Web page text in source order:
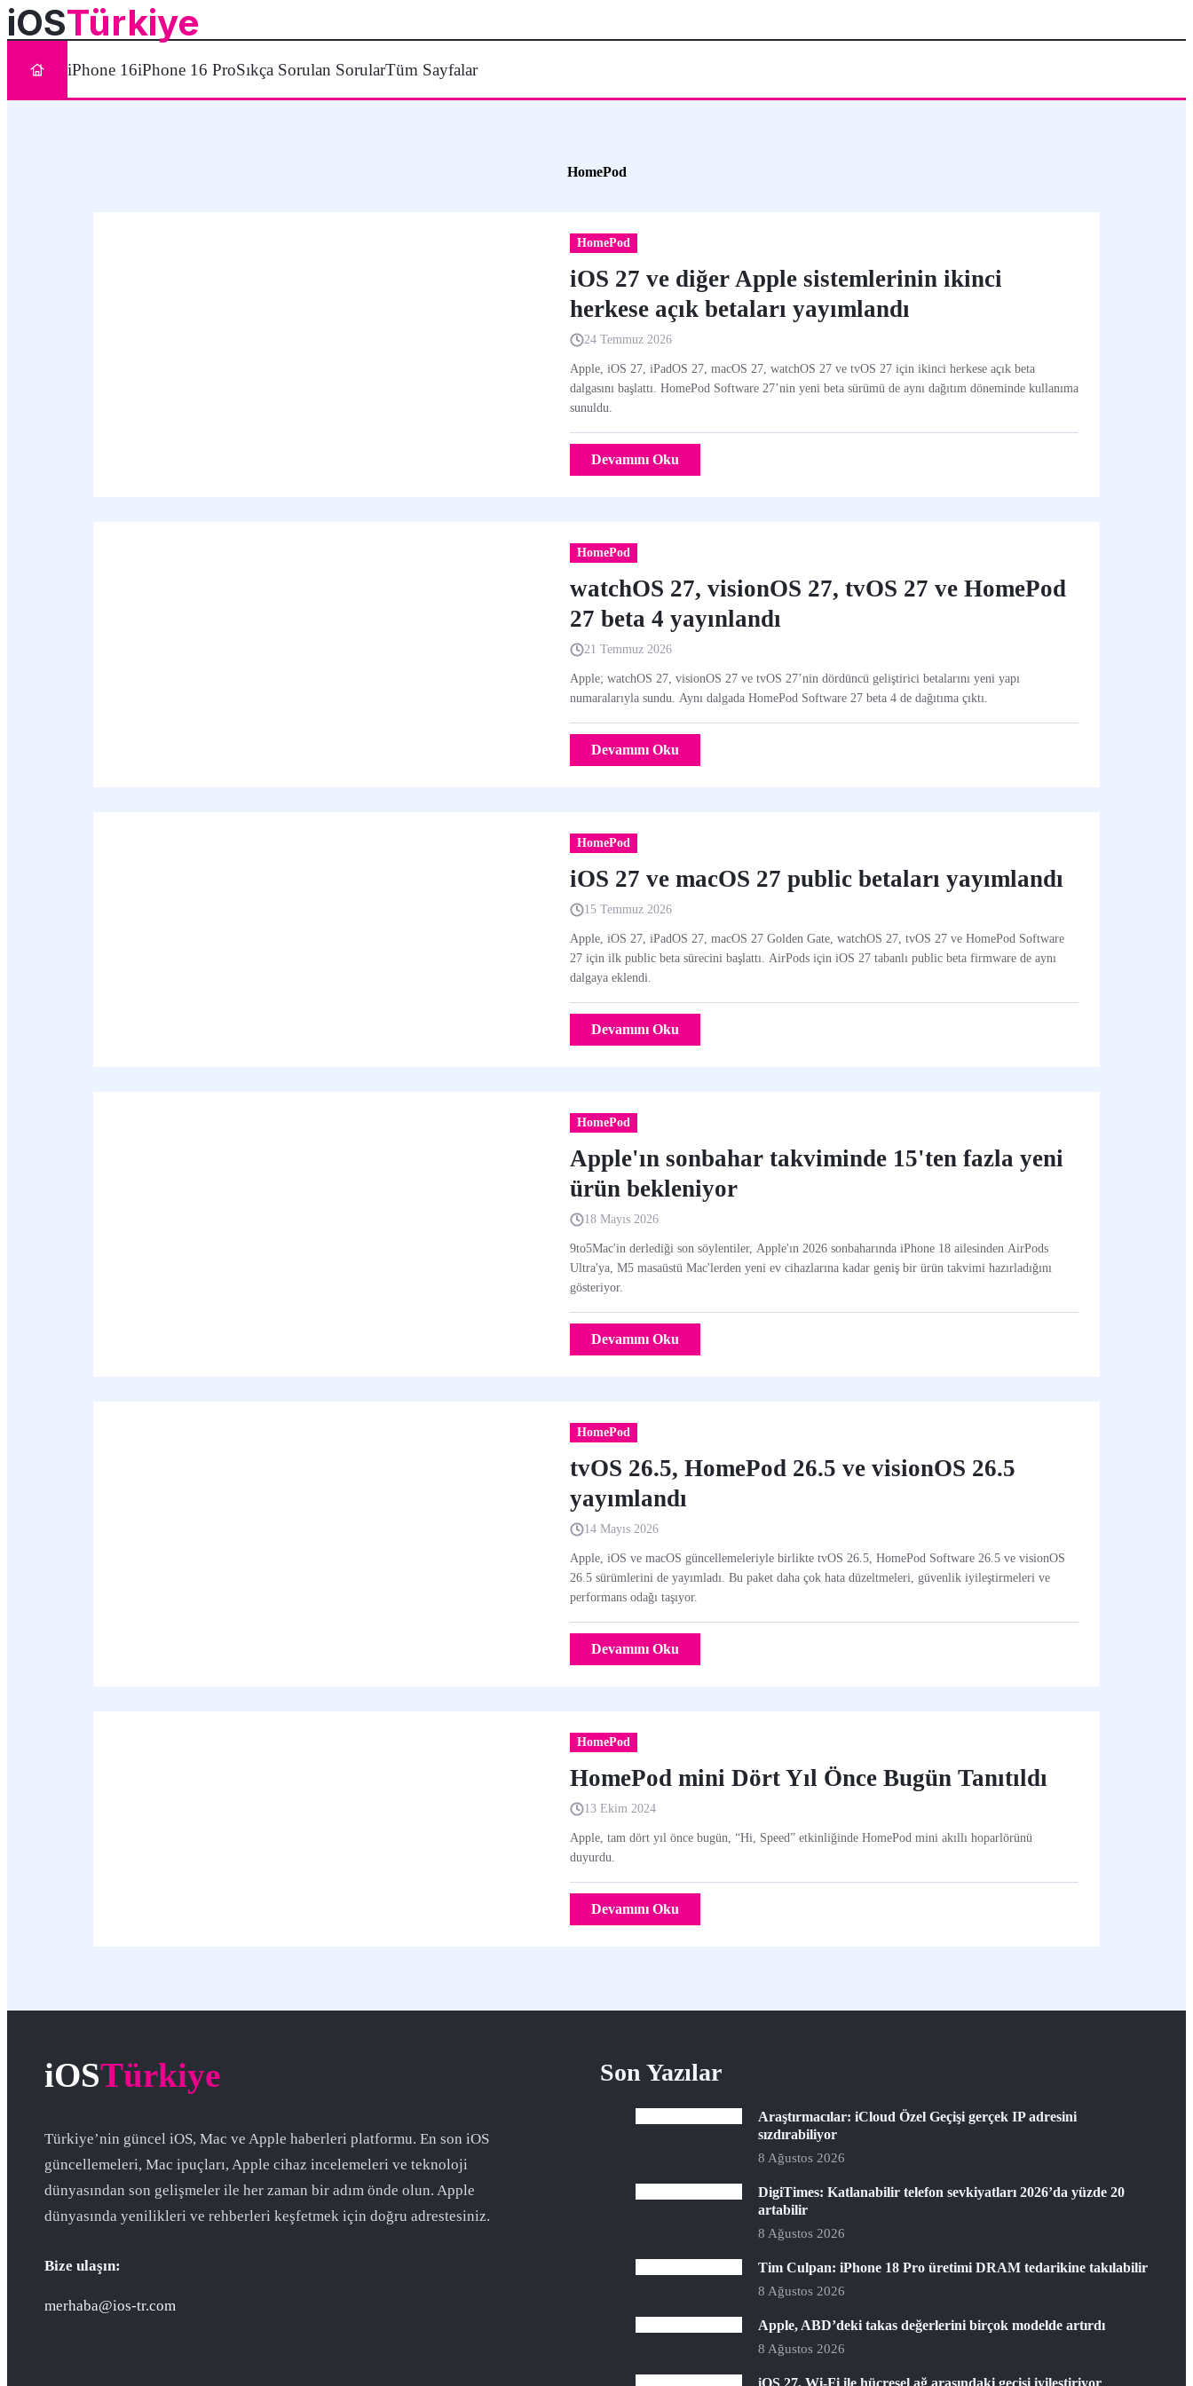
iOSTürkiye
iPhone 16iPhone 16 ProSıkça Sorulan SorularTüm Sayfalar
HomePod
HomePod
iOS 27 ve diğer Apple sistemlerinin ikinci
herkese açık betaları yayımlandı
24 Temmuz 2026
Apple, iOS 27, iPadOS 27, macOS 27, watchOS 27 ve tvOS 27 için ikinci herkese açık beta
dalgasını başlattı. HomePod Software 27’nin yeni beta sürümü de aynı dağıtım döneminde kullanıma
sunuldu.
Devamını Oku
HomePod
watchOS 27, visionOS 27, tvOS 27 ve HomePod
27 beta 4 yayınlandı
21 Temmuz 2026
Apple; watchOS 27, visionOS 27 ve tvOS 27’nin dördüncü geliştirici betalarını yeni yapı
numaralarıyla sundu. Aynı dalgada HomePod Software 27 beta 4 de dağıtıma çıktı.
Devamını Oku
HomePod
iOS 27 ve macOS 27 public betaları yayımlandı
15 Temmuz 2026
Apple, iOS 27, iPadOS 27, macOS 27 Golden Gate, watchOS 27, tvOS 27 ve HomePod Software
27 için ilk public beta sürecini başlattı. AirPods için iOS 27 tabanlı public beta firmware de aynı
dalgaya eklendi.
Devamını Oku
HomePod
Apple'ın sonbahar takviminde 15'ten fazla yeni
ürün bekleniyor
18 Mayıs 2026
9to5Mac'in derlediği son söylentiler, Apple'ın 2026 sonbaharında iPhone 18 ailesinden AirPods
Ultra'ya, M5 masaüstü Mac'lerden yeni ev cihazlarına kadar geniş bir ürün takvimi hazırladığını
gösteriyor.
Devamını Oku
HomePod
tvOS 26.5, HomePod 26.5 ve visionOS 26.5
yayımlandı
14 Mayıs 2026
Apple, iOS ve macOS güncellemeleriyle birlikte tvOS 26.5, HomePod Software 26.5 ve visionOS
26.5 sürümlerini de yayımladı. Bu paket daha çok hata düzeltmeleri, güvenlik iyileştirmeleri ve
performans odağı taşıyor.
Devamını Oku
HomePod
HomePod mini Dört Yıl Önce Bugün Tanıtıldı
13 Ekim 2024
Apple, tam dört yıl önce bugün, “Hi, Speed” etkinliğinde HomePod mini akıllı hoparlörünü
duyurdu.
Devamını Oku
iOSTürkiye
Türkiye’nin güncel iOS, Mac ve Apple haberleri platformu. En son iOS
güncellemeleri, Mac ipuçları, Apple cihaz incelemeleri ve teknoloji
dünyasından son gelişmeler ile her zaman bir adım önde olun. Apple
dünyasında yenilikleri ve rehberleri keşfetmek için doğru adrestesiniz.
Bize ulaşın:
merhaba@ios-tr.com
Son Yazılar
Araştırmacılar: iCloud Özel Geçişi gerçek IP adresini
sızdırabiliyor
8 Ağustos 2026
DigiTimes: Katlanabilir telefon sevkiyatları 2026’da yüzde 20
artabilir
8 Ağustos 2026
Tim Culpan: iPhone 18 Pro üretimi DRAM tedarikine takılabilir
8 Ağustos 2026
Apple, ABD’deki takas değerlerini birçok modelde artırdı
8 Ağustos 2026
iOS 27, Wi-Fi ile hücresel ağ arasındaki geçişi iyileştiriyor